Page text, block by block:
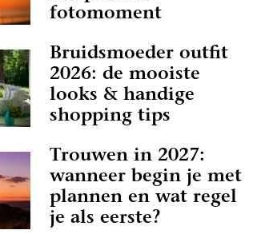
fotomoment
Bruidsmoeder outfit
2026: de mooiste
looks & handige
shopping tips
Trouwen in 2027:
wanneer begin je met
plannen en wat regel
je als eerste?